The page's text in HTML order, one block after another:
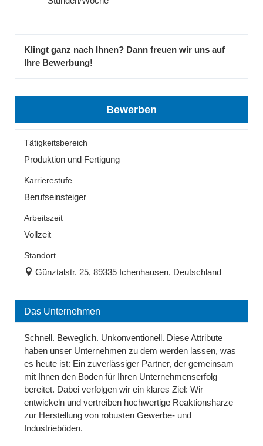
Klingt ganz nach Ihnen? Dann freuen wir uns auf
Ihre Bewerbung!
Bewerben
Tätigkeitsbereich
Produktion und Fertigung
Karrierestufe
Berufseinsteiger
Arbeitszeit
Vollzeit
Standort
Günztalstr. 25, 89335 Ichenhausen, Deutschland
Das Unternehmen
Schnell. Beweglich. Unkonventionell. Diese Attribute
haben unser Unternehmen zu dem werden lassen, was
es heute ist: Ein zuverlässiger Partner, der gemeinsam
mit Ihnen den Boden für Ihren Unternehmenserfolg
bereitet. Dabei verfolgen wir ein klares Ziel: Wir
entwickeln und vertreiben hochwertige Reaktionsharze
zur Herstellung von robusten Gewerbe- und
Industrieböden.